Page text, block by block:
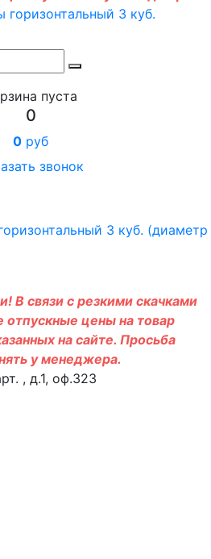
пуста
0
0 руб
звонок
В связи с резкими скачками
отпускные цены на товар
на сайте. Просьба
у менеджера.
, д.1, оф.323